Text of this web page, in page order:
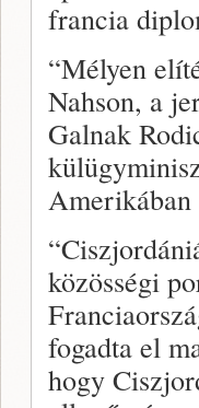
francia
“Mélyen
Nahson, a
Galnak
Amerikában
közösségi
fogadta el
hogy